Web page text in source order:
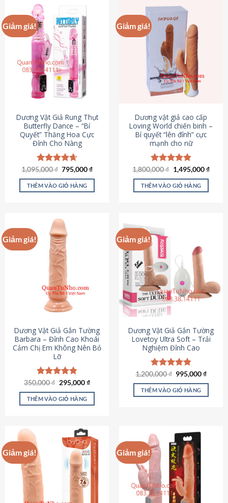
Giảm giá!
Dương Vật Giả Rung Thụt
Butterfly Dance – “Bí
Quyết” Thăng Hoa Cực
Đỉnh Cho Nàng
Được xếp
hạng4.65
5 sao
1,095,000₫ Giá
là:
1,095,000 ₫.
795,000₫Giá
tại
THÊM VÀO GIỎ HÀNG
Giảm giá!
Dương vật giả cao cấp
Loving World chiến binh –
Bí quyết “lên đỉnh” cực
mạnh cho nữ
Được xếp
hạng4.89
5 sao
1,800,000₫ Giá
gốc
là:
1,800,000 ₫.
1,495,000₫Giá
THÊM VÀO GIỎ HÀNG
Giảm giá!
Dương Vật Giả Gắn Tường
Barbara – Đỉnh Cao Khoái
Cảm Chị Em Không Nên Bỏ
Lỡ
Được xếp
hạng4.79
5 sao
350,000₫ Giá
là:
350,000 ₫.
295,000₫Giá
tại
THÊM VÀO GIỎ HÀNG
Giảm giá!
Dương Vật Giả Gắn Tường
Lovetoy Ultra Soft – Trải
Nghiệm Đỉnh Cao
Được xếp
hạng4.82
5 sao
1,200,000₫ Giá
là:
1,200,000 ₫.
995,000₫Giá
tại
THÊM VÀO GIỎ HÀNG
Giảm giá! Giảm giá!